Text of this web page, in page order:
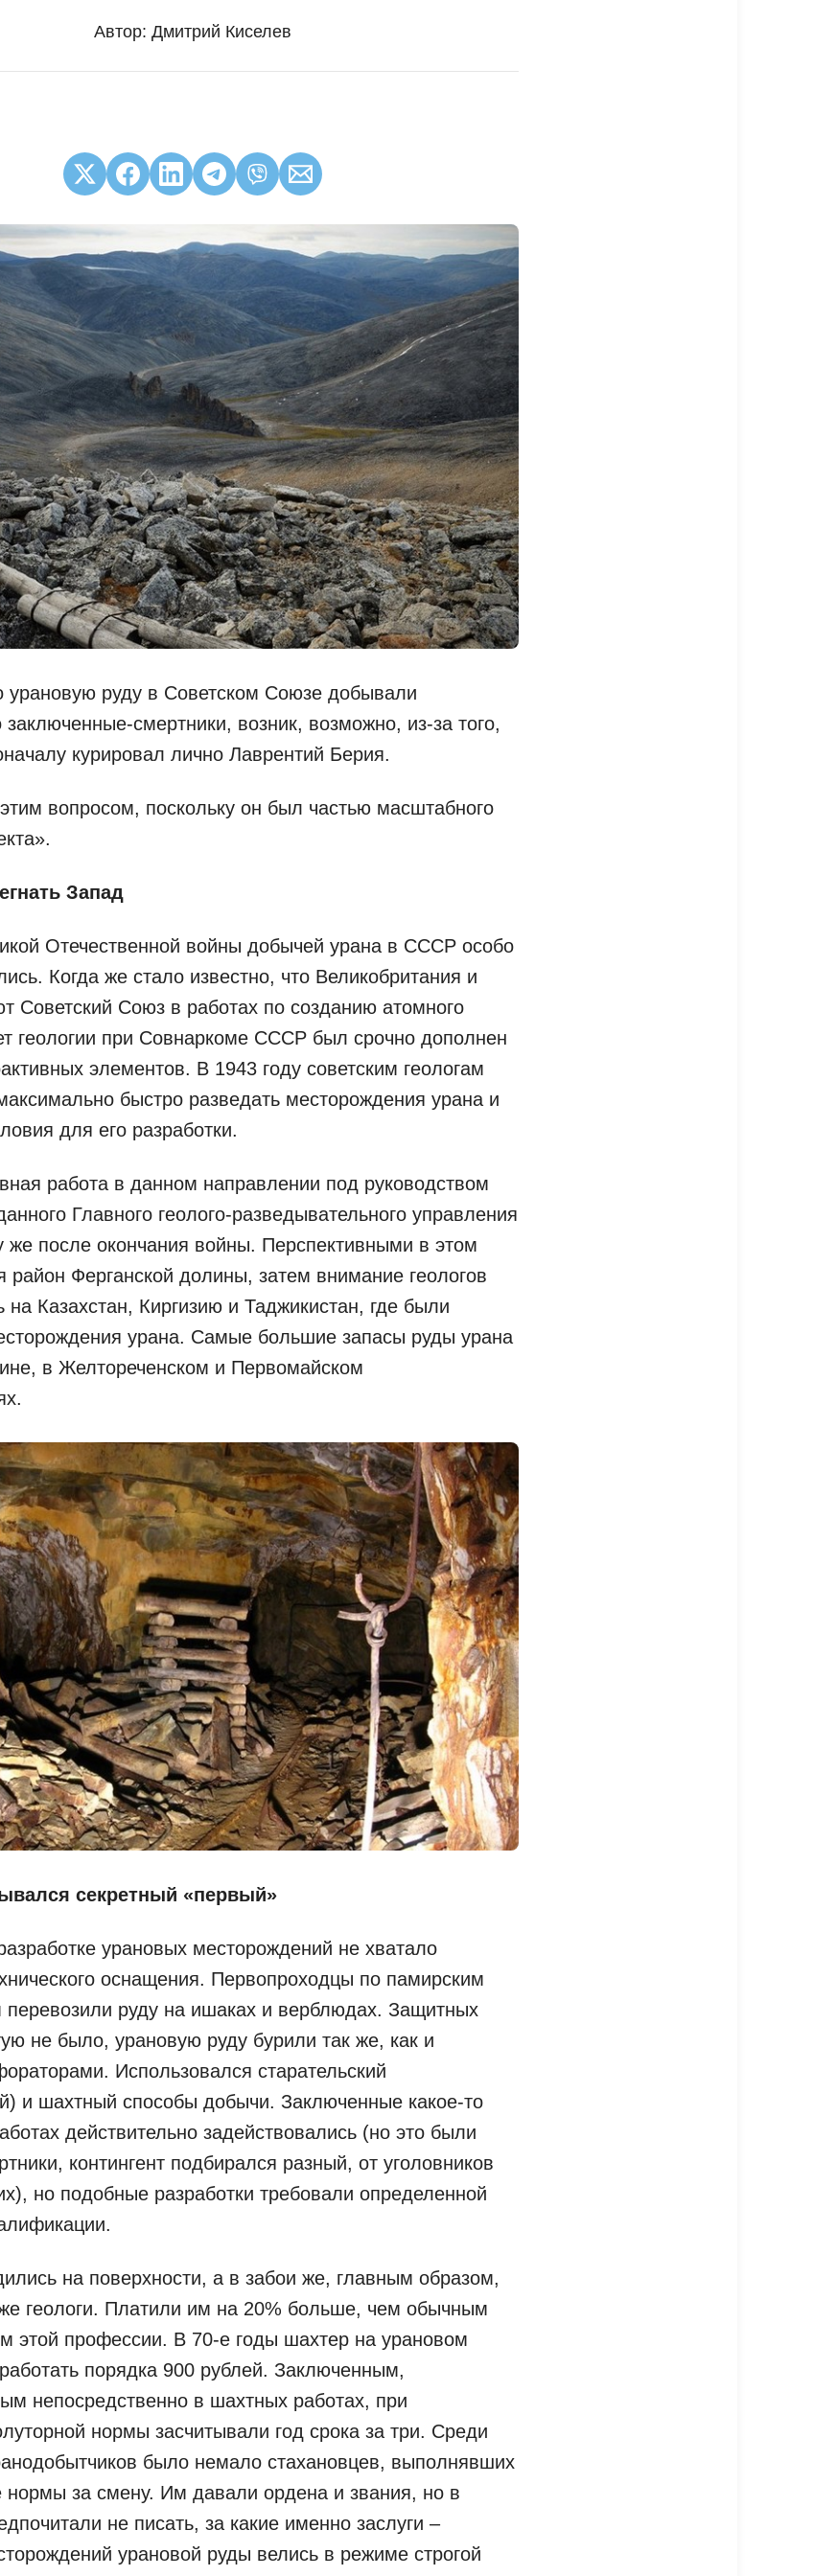
Автор: Дмитрий Киселев
руду в Советском Союзе добывали
заключенные-смертники, возник, возможно, из-за того,
курировал лично Лаврентий Берия.
вопросом, поскольку он был частью масштабного
Запад
Отечественной войны добычей урана в СССР особо
Когда же стало известно, что Великобритания и
Советский Союз в работах по созданию атомного
геологии при Совнаркоме СССР был срочно дополнен
элементов. В 1943 году советским геологам
быстро разведать месторождения урана и
для его разработки.
работа в данном направлении под руководством
Главного геолого-разведывательного управления
же после окончания войны. Перспективными в этом
район Ферганской долины, затем внимание геологов
на Казахстан, Киргизию и Таджикистан, где были
урана. Самые большие запасы руды урана
в Желтореченском и Первомайском
секретный «первый»
урановых месторождений не хватало
оснащения. Первопроходцы по памирским
перевозили руду на ишаках и верблюдах. Защитных
не было, урановую руду бурили так же, как и
Использовался старательский
и шахтный способы добычи. Заключенные какое-то
действительно задействовались (но это были
контингент подбирался разный, от уголовников
но подобные разработки требовали определенной
на поверхности, а в забои же, главным образом,
геологи. Платили им на 20% больше, чем обычным
этой профессии. В 70-е годы шахтер на урановом
порядка 900 рублей. Заключенным,
непосредственно в шахтных работах, при
нормы засчитывали год срока за три. Среди
было немало стахановцев, выполнявших
нормы за смену. Им давали ордена и звания, но в
не писать, за какие именно заслуги –
урановой руды велись в режиме строгой